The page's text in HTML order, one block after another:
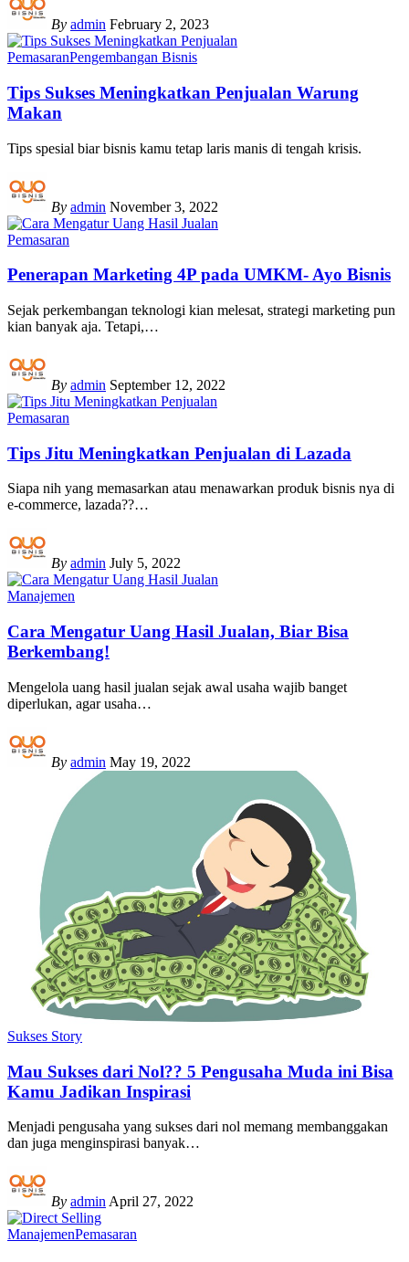
By admin February 2, 2023
PemasaranPengembangan Bisnis
Tips Sukses Meningkatkan Penjualan Warung
Makan
Tips spesial biar bisnis kamu tetap laris manis di tengah krisis.
By admin November 3, 2022
Pemasaran
Penerapan Marketing 4P pada UMKM- Ayo Bisnis
Sejak perkembangan teknologi kian melesat, strategi marketing pun
kian banyak aja. Tetapi,…
By admin September 12, 2022
Pemasaran
Tips Jitu Meningkatkan Penjualan di Lazada
Siapa nih yang memasarkan atau menawarkan produk bisnis nya di
e-commerce, lazada??…
By admin July 5, 2022
Manajemen
Cara Mengatur Uang Hasil Jualan, Biar Bisa
Berkembang!
Mengelola uang hasil jualan sejak awal usaha wajib banget
diperlukan, agar usaha…
By admin May 19, 2022
Sukses Story
Mau Sukses dari Nol?? 5 Pengusaha Muda ini Bisa
Kamu Jadikan Inspirasi
Menjadi pengusaha yang sukses dari nol memang membanggakan
dan juga menginspirasi banyak…
By admin April 27, 2022
ManajemenPemasaran